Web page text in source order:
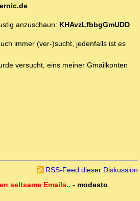
anzuschaun: KHAvzLfbbgGmUDD
immer (ver-)sucht, jedenfalls ist es
versucht, eins meiner Gmailkonten
RSS-Feed dieser Diskussion
seltsame Emails.. - modesto,